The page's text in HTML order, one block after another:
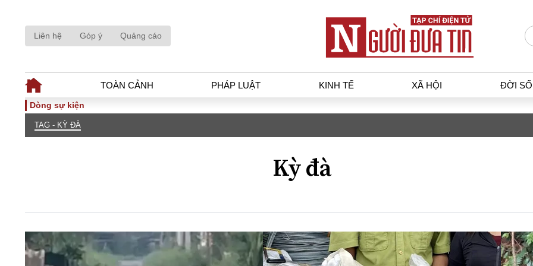
Liên hệ Góp ý Quảng cáo
TOÀN CẢNH PHÁP LUẬT KINH TẾ XÃ HỘI ĐỜI
TOÀN CẢNH
Thế giới
An ninh - Hình sự
Xu hướng thị trường
Tiêu dùng và dư luận
Công nghệ
Giao
Dòng sự kiện Kỳ họp
TAG - KỲ ĐÀ
Kỳ đà